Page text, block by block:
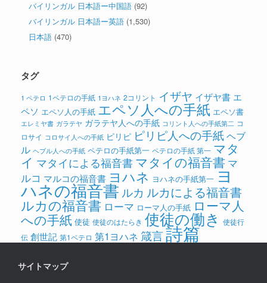
バイリンガル 日本語ー中国語 (92)
バイリンガル 日本語ー英語 (1,530)
日本語 (470)
タグ
1 ペテロ 1ペテロの手紙 1ヨハネ 2コリント イザヤ イザヤ書 エ
ペソ エペソ人の手紙 エペソ人への手紙 エペソ書
エレミヤ書 ガラテヤ ガラテヤ人への手紙 コリント人への手紙第二 コ
ロサイ コロサイ人への手紙 ピリピ ピリピ人への手紙ヘブ
ル ヘブル人への手紙 ペテロの手紙第一 ペテロの手紙 第一 マタ
イ マタイによる福音書 マタイの福音書 マ
ルコ マルコの福音書 ヨハネ ヨハネの手紙第一 ヨ
ハネの福音書 ルカ ルカによる福音書
ルカの福音書 ローマ ローマ人の手紙 ローマ人
への手紙 使徒 使徒のはたらき 使徒の働き 使徒行
伝 創世記 第1ペテロ 第1ヨハネ 箴言詩篇
サイトマップ